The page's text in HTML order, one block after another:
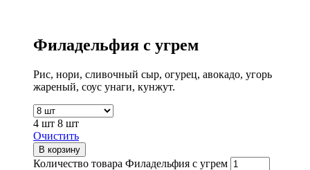
Филадельфия с угрем
Рис, нори, сливочный сыр, огурец, авокадо, угорь
жареный, соус унаги, кунжут.
4 шт 8 шт
Очистить
В корзину
Количество товара Филадельфия с угрем